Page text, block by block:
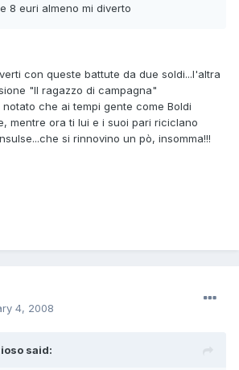
8 euri almeno mi diverto
con queste battute da due soldi...l'altra
"Il ragazzo di campagna"
che ai tempi gente come Boldi
mentre ora ti lui e i suoi pari riciclano
si rinnovino un pò, insomma!!!
4, 2008
said: